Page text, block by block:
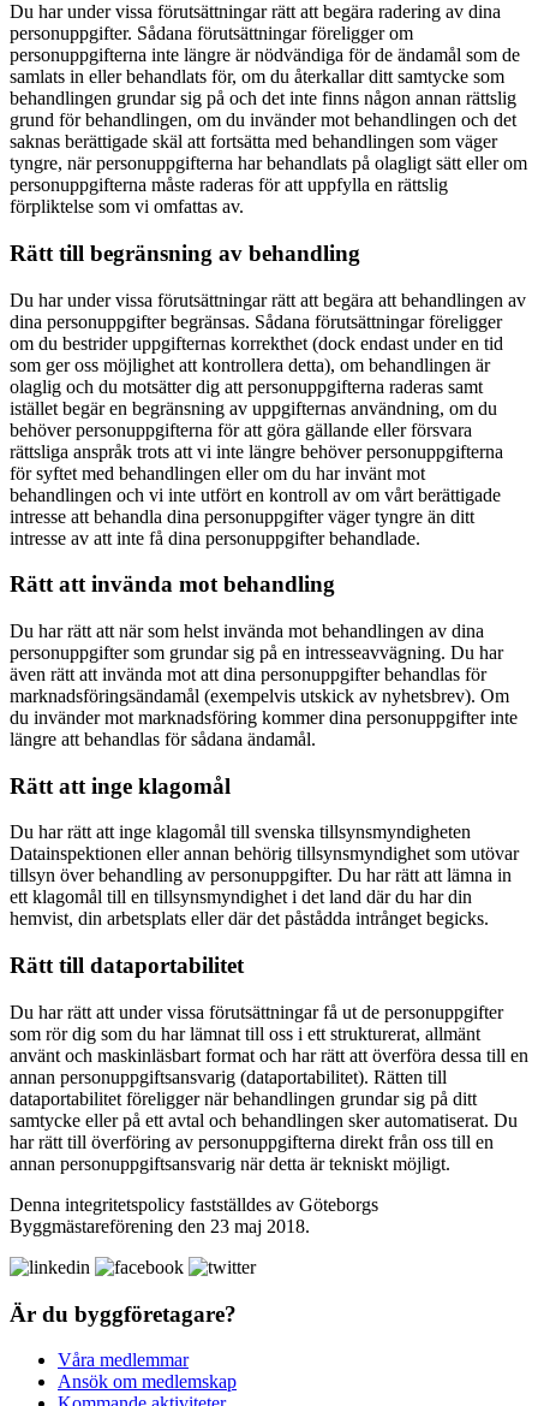
Du har under vissa förutsättningar rätt att begära radering av dina
personuppgifter. Sådana förutsättningar föreligger om
personuppgifterna inte längre är nödvändiga för de ändamål som de
samlats in eller behandlats för, om du återkallar ditt samtycke som
behandlingen grundar sig på och det inte finns någon annan rättslig
grund för behandlingen, om du invänder mot behandlingen och det
saknas berättigade skäl att fortsätta med behandlingen som väger
tyngre, när personuppgifterna har behandlats på olagligt sätt eller om
personuppgifterna måste raderas för att uppfylla en rättslig
förpliktelse som vi omfattas av.
Rätt till begränsning av behandling
Du har under vissa förutsättningar rätt att begära att behandlingen av
dina personuppgifter begränsas. Sådana förutsättningar föreligger
om du bestrider uppgifternas korrekthet (dock endast under en tid
som ger oss möjlighet att kontrollera detta), om behandlingen är
olaglig och du motsätter dig att personuppgifterna raderas samt
istället begär en begränsning av uppgifternas användning, om du
behöver personuppgifterna för att göra gällande eller försvara
rättsliga anspråk trots att vi inte längre behöver personuppgifterna
för syftet med behandlingen eller om du har invänt mot
behandlingen och vi inte utfört en kontroll av om vårt berättigade
intresse att behandla dina personuppgifter väger tyngre än ditt
intresse av att inte få dina personuppgifter behandlade.
Rätt att invända mot behandling
Du har rätt att när som helst invända mot behandlingen av dina
personuppgifter som grundar sig på en intresseavvägning. Du har
även rätt att invända mot att dina personuppgifter behandlas för
marknadsföringsändamål (exempelvis utskick av nyhetsbrev). Om
du invänder mot marknadsföring kommer dina personuppgifter inte
längre att behandlas för sådana ändamål.
Rätt att inge klagomål
Du har rätt att inge klagomål till svenska tillsynsmyndigheten
Datainspektionen eller annan behörig tillsynsmyndighet som utövar
tillsyn över behandling av personuppgifter. Du har rätt att lämna in
ett klagomål till en tillsynsmyndighet i det land där du har din
hemvist, din arbetsplats eller där det påstådda intrånget begicks.
Rätt till dataportabilitet
Du har rätt att under vissa förutsättningar få ut de personuppgifter
som rör dig som du har lämnat till oss i ett strukturerat, allmänt
använt och maskinläsbart format och har rätt att överföra dessa till en
annan personuppgiftsansvarig (dataportabilitet). Rätten till
dataportabilitet föreligger när behandlingen grundar sig på ditt
samtycke eller på ett avtal och behandlingen sker automatiserat. Du
har rätt till överföring av personuppgifterna direkt från oss till en
annan personuppgiftsansvarig när detta är tekniskt möjligt.
Denna integritetspolicy fastställdes av Göteborgs
Byggmästareförening den 23 maj 2018.
Är du byggföretagare?
Våra medlemmar
Ansök om medlemskap